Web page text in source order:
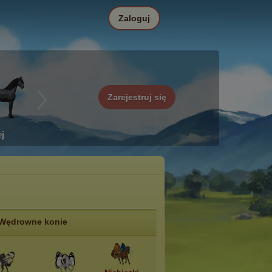
Zarejestruj się
Zaloguj
konie